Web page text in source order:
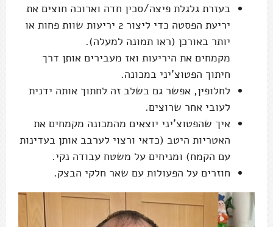
בעזרת גלגלת פיצה/סכין חדה וארוכה חוצים את
יריעת הפסטה כדי ליצור 2 יריעות שוות פחות או
יותר באורכן (ראו תמונה למעלה).
מקמחים את היריעות ואז מעבירים אותן דרך
חיתוך הפטוצ'יני במכונה.
לחלופין, אפשר גם בשלב זה לחתוך אותה ידנית
לעובי אחר שרוצים.
איך שהפטוצ'יני יוצאים מהמכונה מקמחים את
האטריות היטב (כדאי ורצוי לערבב אותן בעדינות
עם הקמח) ומניחים על משטח עבודה נקי.
חוזרים על הפעולות עם שאר חלקי הבצק.